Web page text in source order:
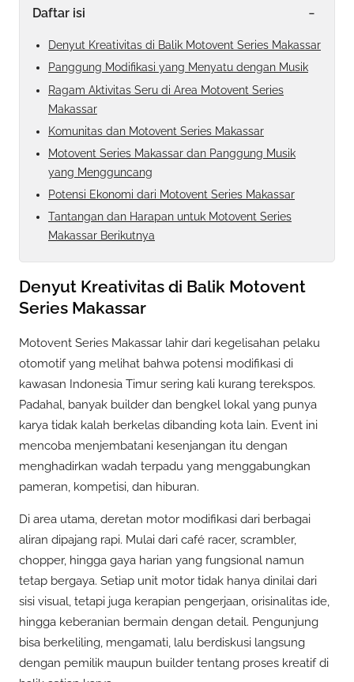
Daftar isi -
Denyut Kreativitas di Balik Motovent Series Makassar
Panggung Modifikasi yang Menyatu dengan Musik
Ragam Aktivitas Seru di Area Motovent Series
Makassar
Komunitas dan Motovent Series Makassar
Motovent Series Makassar dan Panggung Musik
yang Mengguncang
Potensi Ekonomi dari Motovent Series Makassar
Tantangan dan Harapan untuk Motovent Series
Makassar Berikutnya
Denyut Kreativitas di Balik Motovent
Series Makassar
Motovent Series Makassar lahir dari kegelisahan pelaku
otomotif yang melihat bahwa potensi modifikasi di
kawasan Indonesia Timur sering kali kurang terekspos.
Padahal, banyak builder dan bengkel lokal yang punya
karya tidak kalah berkelas dibanding kota lain. Event ini
mencoba menjembatani kesenjangan itu dengan
menghadirkan wadah terpadu yang menggabungkan
pameran, kompetisi, dan hiburan.
Di area utama, deretan motor modifikasi dari berbagai
aliran dipajang rapi. Mulai dari café racer, scrambler,
chopper, hingga gaya harian yang fungsional namun
tetap bergaya. Setiap unit motor tidak hanya dinilai dari
sisi visual, tetapi juga kerapian pengerjaan, orisinalitas ide,
hingga keberanian bermain dengan detail. Pengunjung
bisa berkeliling, mengamati, lalu berdiskusi langsung
dengan pemilik maupun builder tentang proses kreatif di